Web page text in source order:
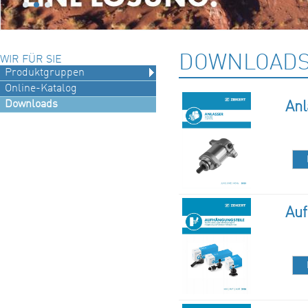
WIR FÜR SIE
Produktgruppen
Online-Katalog
Downloads